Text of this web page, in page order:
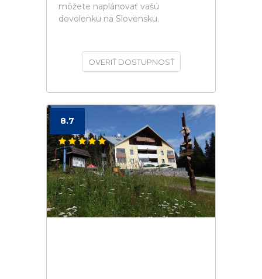
môžete naplánovať vašú
dovolenku na Slovensku.
OVERIŤ DOSTUPNOSŤ
8.7